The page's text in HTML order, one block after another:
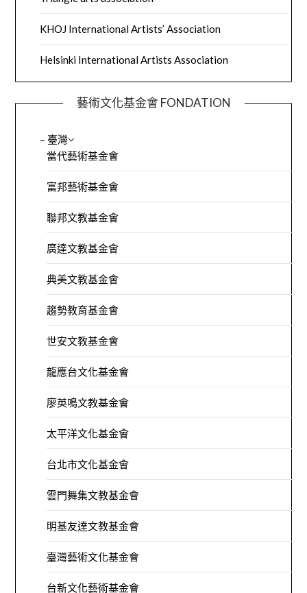
KHOJ International Artists’ Association
Helsinki International Artists Association
藝術文化基金會 FONDATION
– 臺灣
當代藝術基金會
富邦藝術基金會
聯邦文教基金會
廣達文教基金會
典美文教基金會
趨勢教育基金會
世安文教基金會
龍應台文化基金會
廖英鳴文教基金會
太平洋文化基金會
台北市文化基金會
雲門舞集文教基金會
明基友達文教基金會
臺灣藝術文化基金會
台新文化藝術基金會